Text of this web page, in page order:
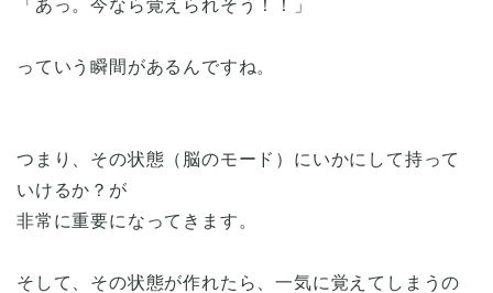
「あっ。今なら覚えられそう！！」
っていう瞬間があるんですね。
つまり、その状態（脳のモード）にいかにして持って
いけるか？が
非常に重要になってきます。
そして、その状態が作れたら、一気に覚えてしまうの